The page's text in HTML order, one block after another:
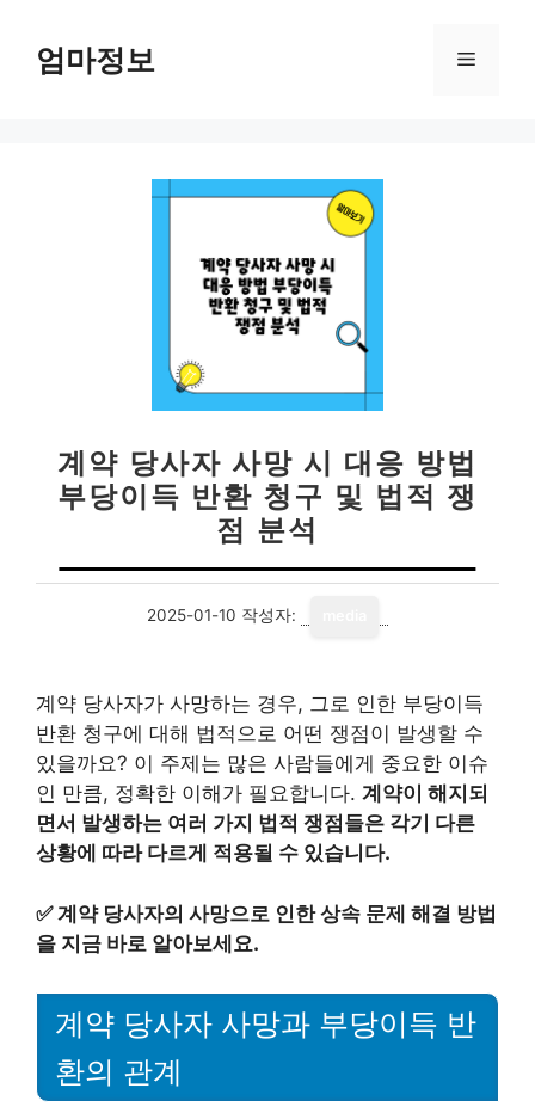
엄마정보 메
계약 당사자 사망 시 대응 방법
부당이득 반환 청구 및 법적 쟁
점 분석
2025-01-10 작성자:
계약 당사자가 사망하는 경우, 그로 인한 부당이득
반환 청구에 대해 법적으로 어떤 쟁점이 발생할 수
있을까요? 이 주제는 많은 사람들에게 중요한 이슈
인 만큼, 정확한 이해가 필요합니다. 계약이 해지되
면서 발생하는 여러 가지 법적 쟁점들은 각기 다른
상황에 따라 다르게 적용될 수 있습니다.
✅계약 당사자의 사망으로 인한 상속 문제 해결 방법
을 지금 바로 알아보세요.
계약 당사자 사망과 부당이득 반
환의 관계